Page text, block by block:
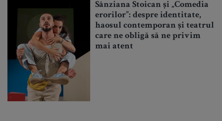
Sânziana Stoican și „Comedia
erorilor”: despre identitate,
haosul contemporan și teatrul
care ne obligă să ne privim
mai atent